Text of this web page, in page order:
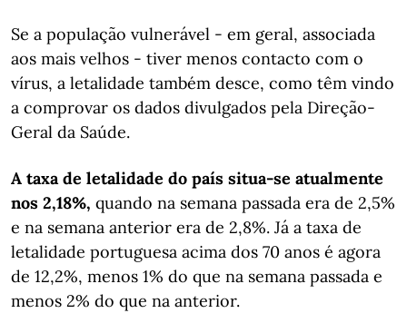
Se a população vulnerável - em geral, associada
aos mais velhos - tiver menos contacto com o
vírus, a letalidade também desce, como têm vindo
a comprovar os dados divulgados pela Direção-
Geral da Saúde.
A taxa de letalidade do país situa-se atualmente
nos 2,18%, quando na semana passada era de 2,5%
e na semana anterior era de 2,8%. Já a taxa de
letalidade portuguesa acima dos 70 anos é agora
de 12,2%, menos 1% do que na semana passada e
menos 2% do que na anterior.